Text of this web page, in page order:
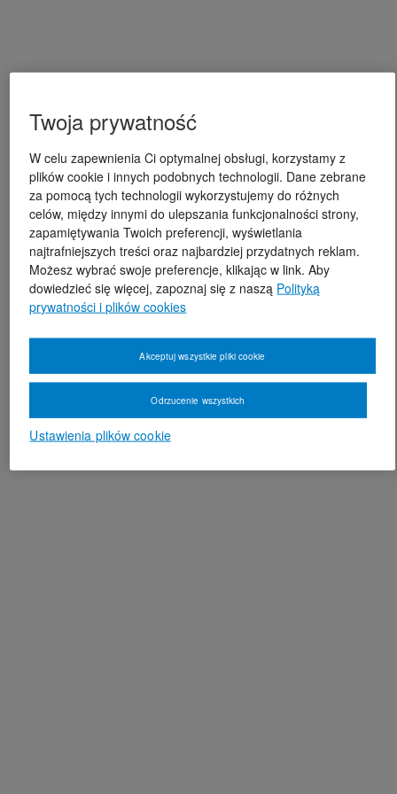
Twoja prywatność
W celu zapewnienia Ci optymalnej obsługi, korzystamy z
plików cookie i innych podobnych technologii. Dane zebrane
za pomocą tych technologii wykorzystujemy do różnych
celów, między innymi do ulepszania funkcjonalności strony,
zapamiętywania Twoich preferencji, wyświetlania
najtrafniejszych treści oraz najbardziej przydatnych reklam.
Możesz wybrać swoje preferencje, klikając w link. Aby
dowiedzieć się więcej, zapoznaj się z naszą Polityką
prywatności i plików cookies
Ustawienia plików cookie
Odrzucenie wszystkich
Akceptuj wszystkie pliki cookie